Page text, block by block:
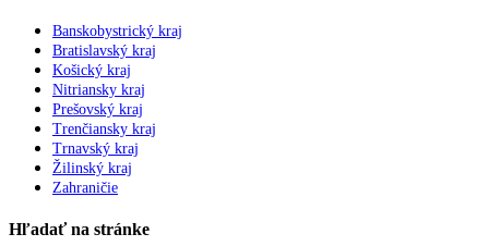
Banskobystrický kraj
Bratislavský kraj
Košický kraj
Nitriansky kraj
Prešovský kraj
Trenčiansky kraj
Trnavský kraj
Žilinský kraj
Zahraničie
Hľadať na stránke